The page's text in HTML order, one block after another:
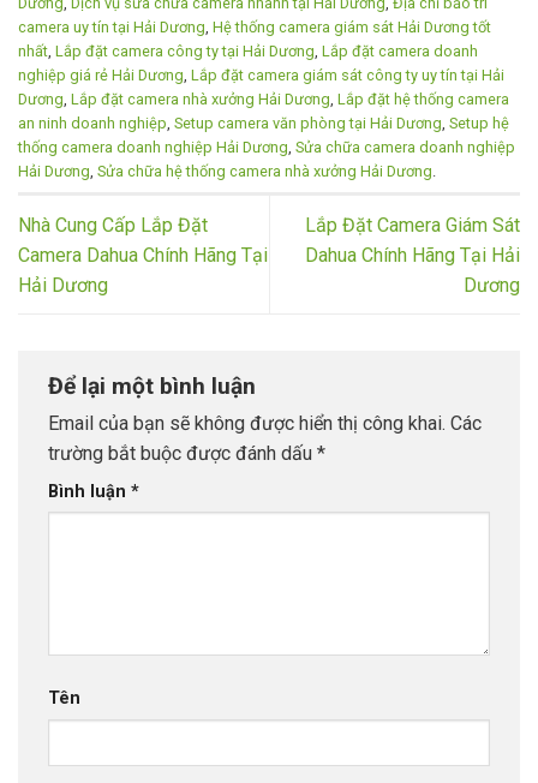
camera uy tín tại Hải Dương Hệ thống camera giám sát Hải Dương tốt
nhất Lắp đặt camera công ty tại Hải Dương Lắp đặt camera doanh
nghiệp giá rẻ Hải Dương Lắp đặt camera giám sát công ty uy tín tại Hải
Dương Lắp đặt camera nhà xưởng Hải Dương Lắp đặt hệ thống camera
an ninh doanh nghiệp Setup camera văn phòng tại Hải Dương Setup hệ
thống camera doanh nghiệp Hải Dương Sửa chữa camera doanh nghiệp
Hải Dương Sửa chữa hệ thống camera nhà xưởng Hải Dương
Nhà Cung Cấp Lắp Đặt
Camera Dahua Chính Hãng Tại
Hải Dương
Lắp Đặt Camera Giám Sát
Dahua Chính Hãng Tại Hải
Dương
Để lại một bình luận
Email của bạn sẽ không được hiển thị công khai. Các
trường bắt buộc được đánh dấu *
Bình luận *
Tên